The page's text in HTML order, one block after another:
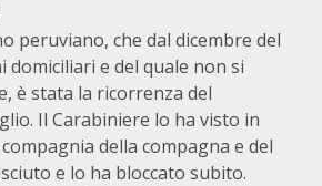
peruviano, che dal dicembre del
domiciliari e del quale non si
è stata la ricorrenza del
Il Carabiniere lo ha visto in
della compagna e del
e lo ha bloccato subito.